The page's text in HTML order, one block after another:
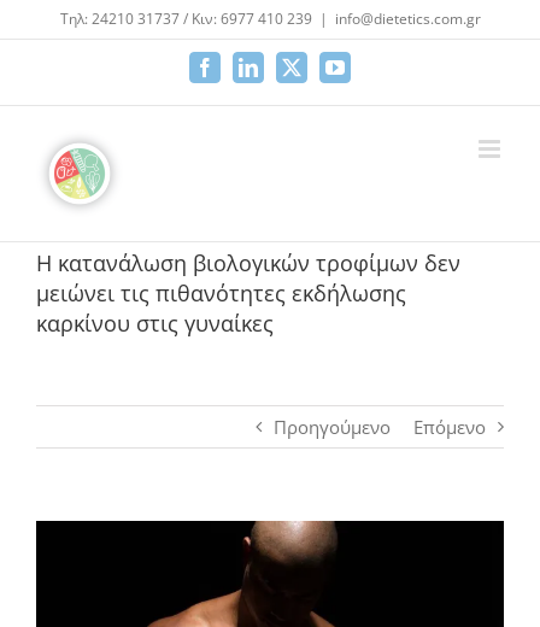
Μετάβαση
στο
Τηλ: 24210 31737 / Κιν: 6977 410 239 | info@dietetics.com.gr
FacebookLinkedIn
X YouTube
Η κατανάλωση βιολογικών τροφίμων δεν
μειώνει τις πιθανότητες εκδήλωσης
καρκίνου στις γυναίκες
Προηγούμενο Επόμενο